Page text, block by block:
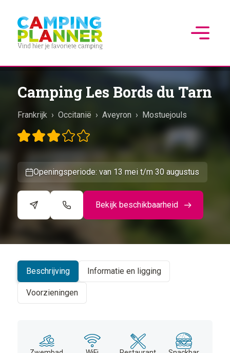
Camping Les Bords du Tarn
Frankrijk › Occitanië › Aveyron › Mostuejouls
Openingsperiode: van 13 mei t/m 30 augustus
Bekijk beschikbaarheid
+
Beschrijving Informatie en ligging
Voorzieningen